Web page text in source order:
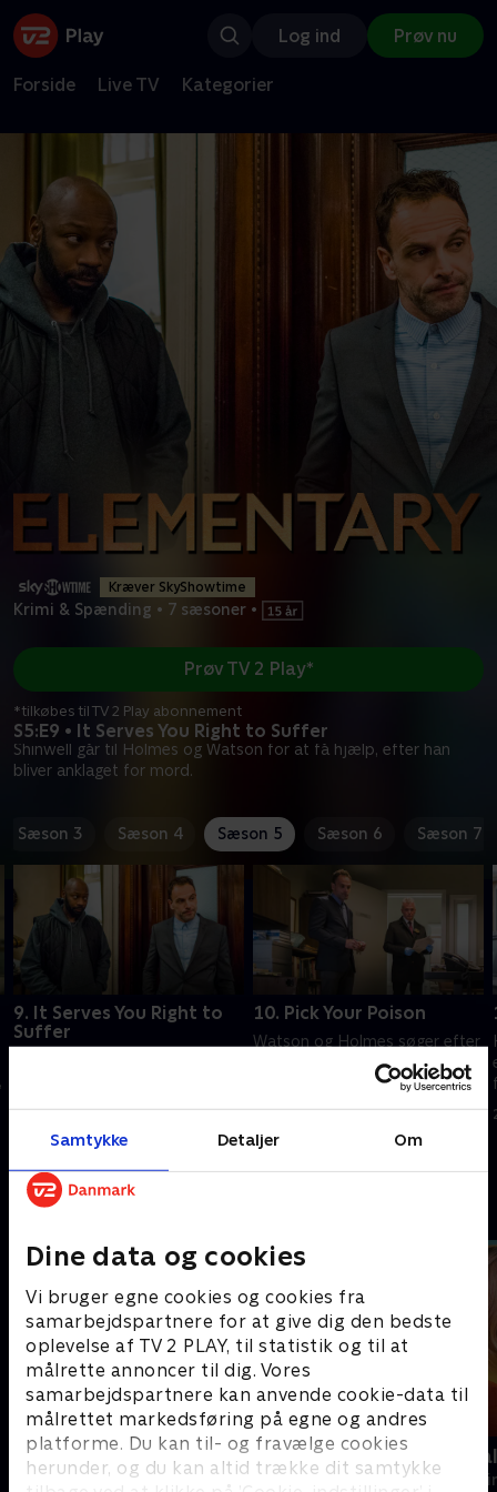
Samtykke Detaljer Om
Dine data og cookies
Vi bruger egne cookies og cookies fra
samarbejdspartnere for at give dig den bedste
oplevelse af TV 2 PLAY, til statistik og til at
målrette annoncer til dig. Vores
samarbejdspartnere kan anvende cookie-data til
målrettet markedsføring på egne og andres
platforme. Du kan til- og fravælge cookies
herunder, og du kan altid trække dit samtykke
Log ind Prøv nu
Forside Live TV Kategorier
Kræver SkyShowtime
Krimi & Spænding • 7 sæsoner •
S5:E9 • It Serves You Right to Suffer
Shinwell går til Holmes og Watson for at få hjælp, efter han
bliver anklaget for mord.
Prøv TV 2 Play*
*tilkøbes til TV 2 Play abonnement
Sæson 3 Sæson 4 Sæson 5 Sæson 6 Sæson 7
9. It Serves You Right to
Suffer
20. september 2022 • 40 min
10. Pick Your Poison
Watson og Holmes søger efter
den person, der bruger
Watsons medicinske licens til
20. september 2022 • 41 min
Andre så også
The Hunting Party
Krimi & Spænding • 2 sæsoner
Mord på
Krimi &